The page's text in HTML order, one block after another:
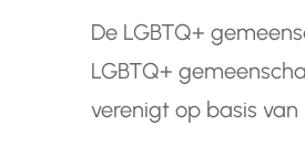
De LGBTQ+
LGBTQ+
verenigt op basis